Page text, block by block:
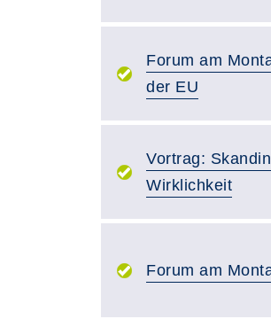
Forum am
der EU
Vortrag:
Wirklichkeit
Forum am